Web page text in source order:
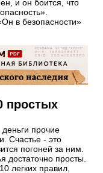
и он боится, что
в безопасности»
простых
прочие
Счастье - это
погоней за ним.
достаточно просты.
легких правил,